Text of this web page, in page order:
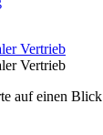
Vertrieb
Vertrieb
auf einen Blick